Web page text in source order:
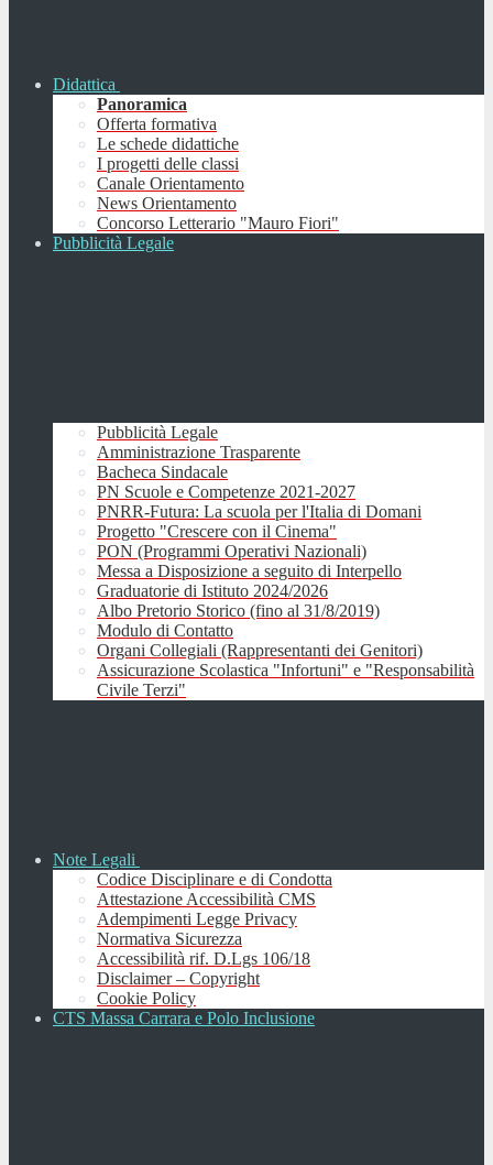
Didattica
Panoramica
Offerta formativa
Le schede didattiche
I progetti delle classi
Canale Orientamento
News Orientamento
Concorso Letterario "Mauro Fiori"
Pubblicità Legale
Pubblicità Legale
Amministrazione Trasparente
Bacheca Sindacale
PN Scuole e Competenze 2021-2027
PNRR-Futura: La scuola per l'Italia di Domani
Progetto "Crescere con il Cinema"
PON (Programmi Operativi Nazionali)
Messa a Disposizione a seguito di Interpello
Graduatorie di Istituto 2024/2026
Albo Pretorio Storico (fino al 31/8/2019)
Modulo di Contatto
Organi Collegiali (Rappresentanti dei Genitori)
Assicurazione Scolastica "Infortuni" e "Responsabilità
Civile Terzi"
Note Legali
Codice Disciplinare e di Condotta
Attestazione Accessibilità CMS
Adempimenti Legge Privacy
Normativa Sicurezza
Accessibilità rif. D.Lgs 106/18
Disclaimer – Copyright
Cookie Policy
CTS Massa Carrara e Polo Inclusione